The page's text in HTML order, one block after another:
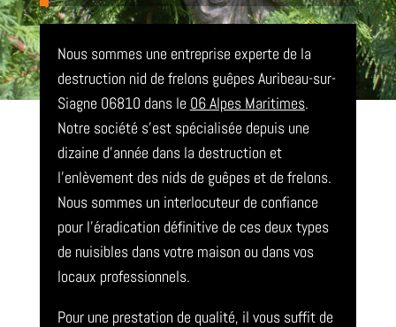
Nous sommes une entreprise experte de la
destruction nid de frelons guêpes Auribeau-sur-
Siagne 06810 dans le 06 Alpes Maritimes.
Notre société s’est spécialisée depuis une
dizaine d’année dans la destruction et
l’enlèvement des nids de guêpes et de frelons.
Nous sommes un interlocuteur de confiance
pour l’éradication définitive de ces deux types
de nuisibles dans votre maison ou dans vos
locaux professionnels.
Pour une prestation de qualité, il vous suffit de